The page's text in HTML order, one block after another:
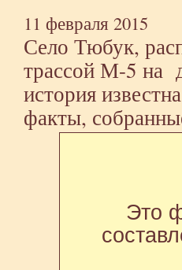
11 февраля 2015
Село Тюбук,
трассой М-5 на
история
факты,
Это